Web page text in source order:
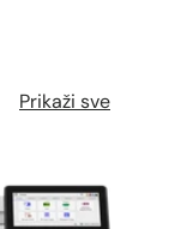
Prikaži sve